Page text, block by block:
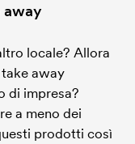
locale? Allora
away
di impresa?
a meno dei
prodotti così